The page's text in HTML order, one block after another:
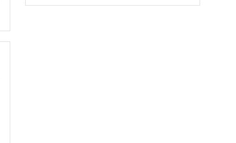
响；<&list>3.稳定器的转向胶套和球头